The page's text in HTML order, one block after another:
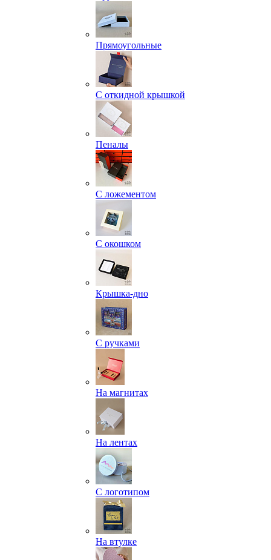
Прямоугольные
С откидной крышкой
Пеналы
С ложементом
С окошком
Крышка-дно
С ручками
На магнитах
На лентах
С логотипом
На втулке